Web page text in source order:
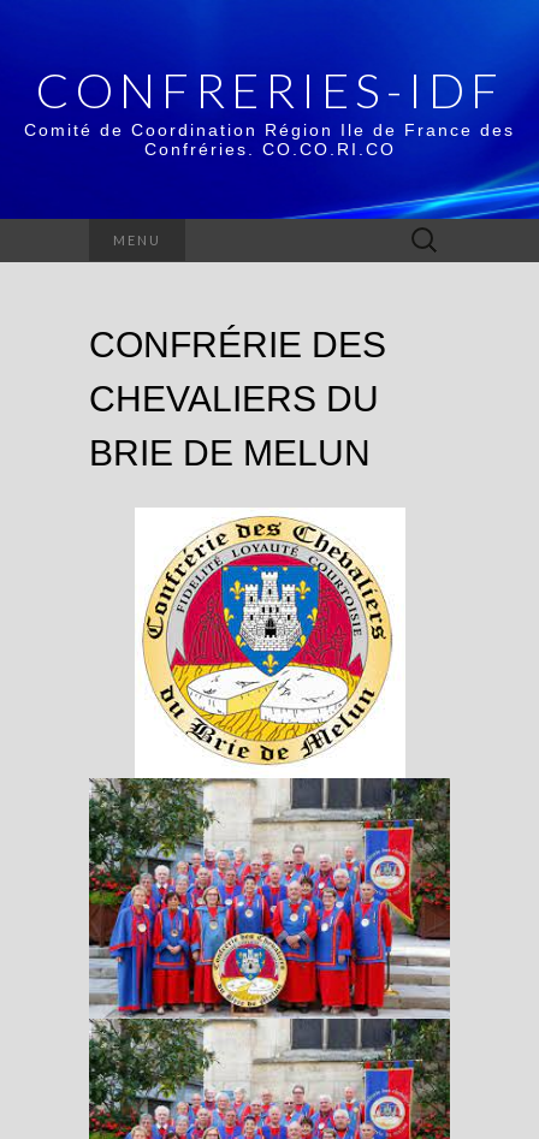
CONFRERIES-IDF
Comité de Coordination Région Ile de France des
Confréries. CO.CO.RI.CO
MENU Rechercher :
CONFRÉRIE DES
CHEVALIERS DU
BRIE DE MELUN